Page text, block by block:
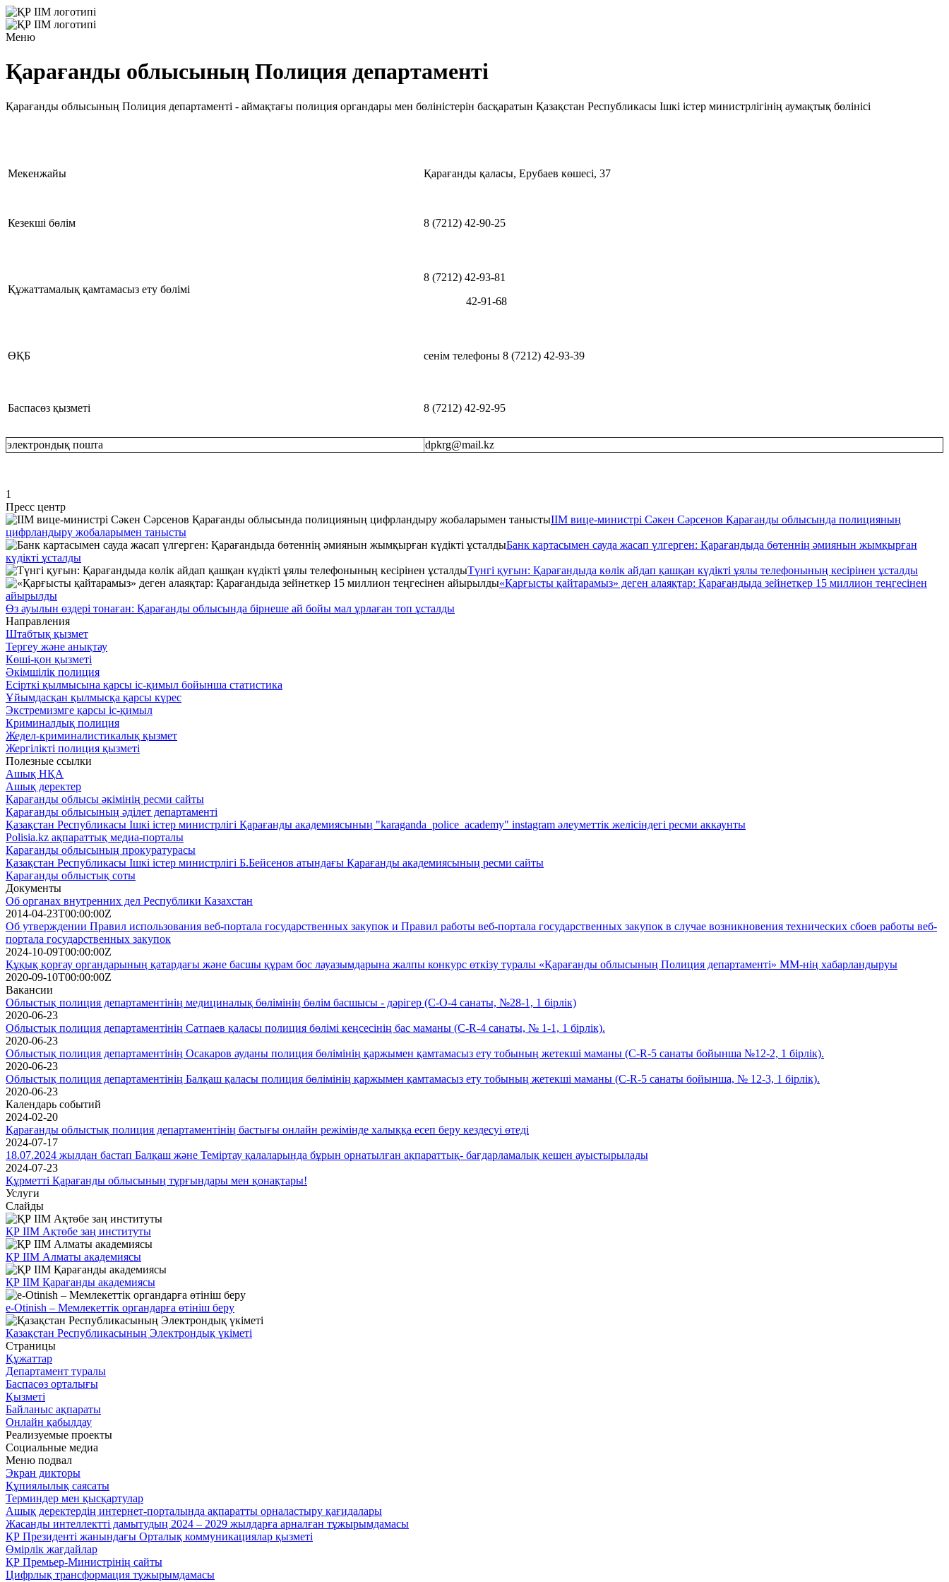
Меню
Қарағанды облысының Полиция департаменті
Қарағанды ​​облысының Полиция департаменті - аймақтағы полиция органдары мен бөліністерін басқаратын Қазақстан Республикасы Ішкі істер министрлігінің аумақтық бөлінісі
Мекенжайы Қарағанды қаласы, Ерубаев көшесі, 37
Кезекші бөлім 8 (7212) 42-90-25
Құжаттамалық қамтамасыз ету бөлімі
8 (7212) 42-93-81
42-91-68
ӨҚБ сенім телефоны 8 (7212) 42-93-39
Баспасөз қызметі 8 (7212) 42-92-95
электрондық пошта dpkrg@mail.kz
1
Пресс центр
ІІМ вице-министрі Сәкен Сәрсенов Қарағанды облысында полицияның
цифрландыру жобаларымен танысты
Банк картасымен сауда жасап үлгерген: Қарағандыда бөтеннің әмиянын жымқырған
күдікті ұсталды
Түнгі қуғын: Қарағандыда көлік айдап қашқан күдікті ұялы телефонының кесірінен ұсталды
«Қарғысты қайтарамыз» деген алаяқтар: Қарағандыда зейнеткер 15 миллион теңгесінен
айырылды
Өз ауылын өздері тонаған: Қарағанды облысында бірнеше ай бойы мал ұрлаған топ ұсталды
Направления
Штабтық қызмет
Тергеу және анықтау
Көші-қон қызметі
Әкімшілік полиция
Есірткі қылмысына қарсы іс-қимыл бойынша статистика
Ұйымдасқан қылмысқа қарсы күрес
Экстремизмге қарсы іс-қимыл
Криминалдық полиция
Жедел-криминалистикалық қызмет
Жергілікті полиция қызметі
Полезные ссылки
Ашық НҚА
Ашық деректер
Қарағанды облысы әкімінің ресми сайты
Қарағанды облысының әділет департаменті
Қазақстан Республикасы Ішкі істер министрлігі Қарағанды ​​академиясының "karaganda_police_academy" instagram әлеуметтік желісіндегі ресми аккаунты
Polisia.kz ақпараттық медиа-порталы
Қарағанды облысының прокуратурасы
Қазақстан Республикасы Ішкі істер министрлігі Б.Бейсенов атындағы Қарағанды ​​академиясының ресми сайты
Қарағанды ​​облыстық соты
Документы
Об органах внутренних дел Республики Казахстан
2014-04-23T00:00:00Z
Об утверждении Правил использования веб-портала государственных закупок и Правил работы веб-портала государственных закупок в случае возникновения технических сбоев работы веб-
портала государственных закупок
2024-10-09T00:00:00Z
Құқық қорғау органдарының қатардағы және басшы құрам бос лауазымдарына жалпы конкурс өткізу туралы «Қарағанды облысының Полиция департаменті» ММ-нің хабарландыруы
2020-09-10T00:00:00Z
Вакансии
Облыстық полиция департаментінің медициналық бөлімінің бөлім басшысы - дәрігер (С-О-4 санаты, №28-1, 1 бірлік)
2020-06-23
Облыстық полиция департаментінің Сатпаев қаласы полиция бөлімі кеңсесінің бас маманы (C-R-4 санаты, № 1-1, 1 бірлік).
2020-06-23
Облыстық полиция департаментінің Осакаров ауданы полиция бөлімінің қаржымен қамтамасыз ету тобының жетекші маманы (С-R-5 санаты бойынша №12-2, 1 бірлік).
2020-06-23
Облыстық полиция департаментінің Балқаш қаласы полиция бөлімінің қаржымен қамтамасыз ету тобының жетекші маманы (С-R-5 санаты бойынша, № 12-3, 1 бірлік).
2020-06-23
Календарь событий
2024-02-20
Қарағанды ​​облыстық полиция департаментінің бастығы онлайн режімінде халыққа есеп беру кездесуі өтеді
2024-07-17
18.07.2024 жылдан бастап Балқаш және Теміртау қалаларында бұрын орнатылған ақпараттық- бағдарламалық кешен ауыстырылады
2024-07-23
Құрметті Қарағанды облысының тұрғындары мен қонақтары!
Услуги
Слайды
ҚР ІІМ Ақтөбе заң институты
ҚР ІІМ Алматы академиясы
ҚР ІІМ Қарағанды академиясы
e-Otinish – Мемлекеттік органдарға өтініш беру
Қазақстан Республикасының Электрондық үкіметі
Страницы
Құжаттар
Департамент туралы
Баспасөз орталығы
Қызметі
Байланыс ақпараты
Онлайн қабылдау
Реализуемые проекты
Социальные медиа
Меню подвал
Экран дикторы
Құпиялылық саясаты
Терминдер мен қысқартулар
Ашық деректердің интернет-порталында ақпаратты орналастыру қағидалары
Жасанды интеллектті дамытудың 2024 – 2029 жылдарға арналған тұжырымдамасы
ҚР Президенті жанындағы Орталық коммуникациялар қызметі
Өмірлік жағдайлар
ҚР Премьер-Министрінің сайты
Цифрлық трансформация тұжырымдамасы